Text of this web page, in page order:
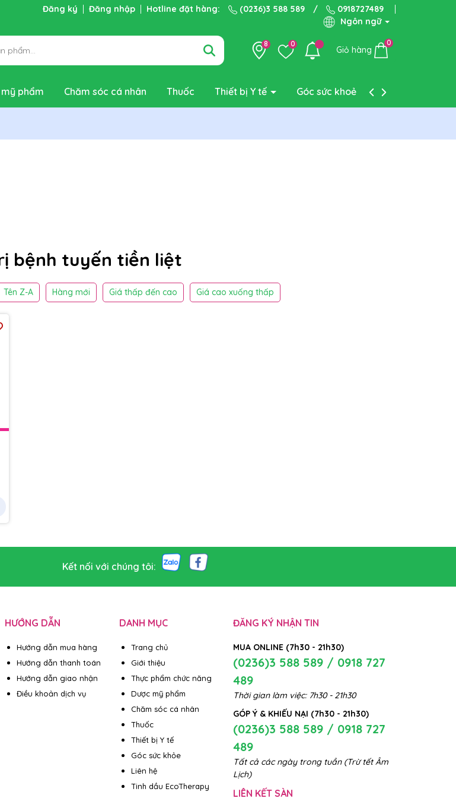
Đăng ký Đăng nhập Hotline đặt hàng: (0236)3 588 589 /
0918727489
Ngôn ngữ
8 0
Giỏ hàng
0
phẩm Chăm sóc cá nhân Thuốc Thiết bị Y tế Góc sức khoẻ Liên hệ
bệnh tuyến tiền liệt
Tên Z-A Hàng mới Giá thấp đến cao Giá cao xuống thấp
Kết nối với chúng tôi:
HƯỚNG DẪN
Hướng dẫn mua hàng
Hướng dẫn thanh toán
Hướng dẫn giao nhận
Điều khoản dịch vụ
DANH MỤC
Trang chủ
Giới thiệu
Thực phẩm chức năng
Dược mỹ phẩm
Chăm sóc cá nhân
Thuốc
Thiết bị Y tế
Góc sức khỏe
Liên hệ
Tinh dầu EcoTherapy
ĐĂNG KÝ NHẬN TIN
MUA ONLINE (7h30 - 21h30)
(0236)3 588 589 / 0918 727
489
Thời gian làm việc: 7h30 - 21h30
GÓP Ý & KHIẾU NẠI (7h30 - 21h30)
(0236)3 588 589 / 0918 727
489
Tất cả các ngày trong tuần (Trừ tết Âm
Lịch)
LIÊN KẾT SÀN